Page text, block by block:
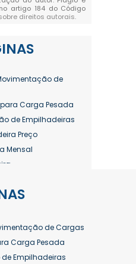
artigo 184 do Código
direitos autorais.
de
Carga Pesada
de Empilhadeiras
Preço
Mensal
Diária Valor
Elétrica Preço
Mensal
Preço
de Cargas
Carga Pesada
Empilhadeiras